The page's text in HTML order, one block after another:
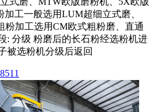
加工一般选用LUM超细立式磨、
粉加工选用CM欧式粗粉磨、直通
: 分级 粉磨后的长石粉经选粉机进
被选粉机分级后返回